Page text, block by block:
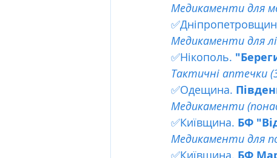
Медикаменти для
Медикаменти для
✅Нікополь.
Тактичні аптечки
✅Одещина.
Медикаменти
✅Київщина. БФ
Медикаменти для
✅Київщина.